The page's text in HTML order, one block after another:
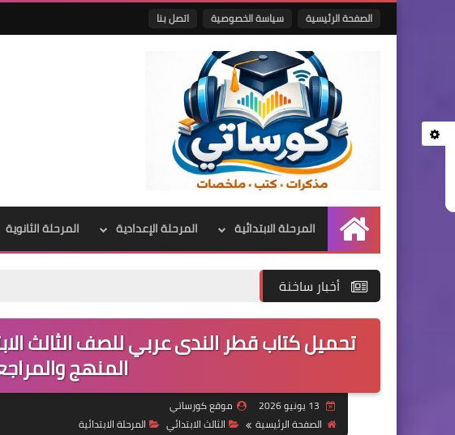
الصفحة الرئيسية سياسة الخصوصية اتصل بنا
الرئيسية
المرحلة الابتدائية المرحلة الإعدادية المرحلة الثانوية
أخبار ساخنة
المنهج
موقع كورساتي
الصفحة الرئيسية
الثالث الابتدائي المرحلة الابتدائية